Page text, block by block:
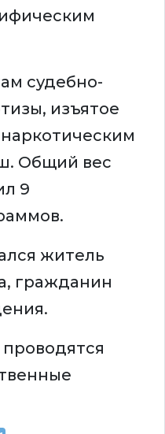
судебно-
изъятое
Общий вес
9
житель
гражданин